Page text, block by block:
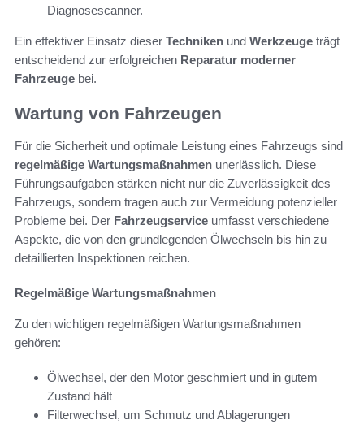
Diagnosescanner.
Ein effektiver Einsatz dieser Techniken und Werkzeuge trägt
entscheidend zur erfolgreichen Reparatur moderner
Fahrzeuge bei.
Wartung von Fahrzeugen
Für die Sicherheit und optimale Leistung eines Fahrzeugs sind
regelmäßige Wartungsmaßnahmen unerlässlich. Diese
Führungsaufgaben stärken nicht nur die Zuverlässigkeit des
Fahrzeugs, sondern tragen auch zur Vermeidung potenzieller
Probleme bei. Der Fahrzeugservice umfasst verschiedene
Aspekte, die von den grundlegenden Ölwechseln bis hin zu
detaillierten Inspektionen reichen.
Regelmäßige Wartungsmaßnahmen
Zu den wichtigen regelmäßigen Wartungsmaßnahmen
gehören:
Ölwechsel, der den Motor geschmiert und in gutem
Zustand hält
Filterwechsel, um Schmutz und Ablagerungen